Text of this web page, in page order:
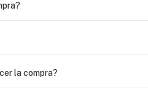
la compra?